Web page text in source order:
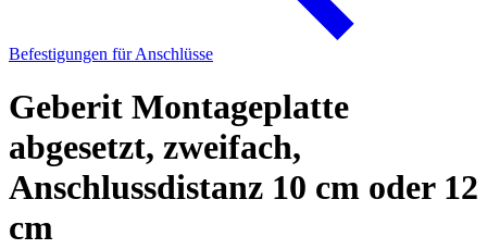
Befestigungen für Anschlüsse
Geberit Montageplatte
abgesetzt, zweifach,
Anschlussdistanz 10 cm oder 12
cm